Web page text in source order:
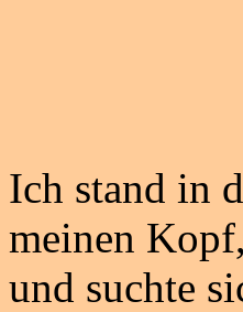
Ich stand in
meinen
und suchte